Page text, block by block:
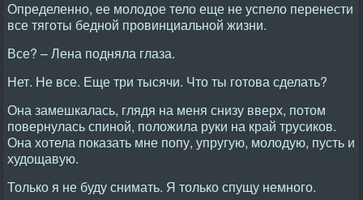
Определенно, ее молодое тело еще не успело перенести
все тяготы бедной провинциальной жизни.
Все? – Лена подняла глаза.
Нет. Не все. Еще три тысячи. Что ты готова сделать?
Она замешкалась, глядя на меня снизу вверх, потом
повернулась спиной, положила руки на край трусиков.
Она хотела показать мне попу, упругую, молодую, пусть и
худощавую.
Только я не буду снимать. Я только спущу немного.